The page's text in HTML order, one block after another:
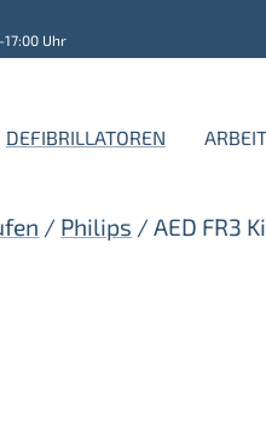
Uhr
DEFIBRILLATOREN
/ Philips / AED FR3